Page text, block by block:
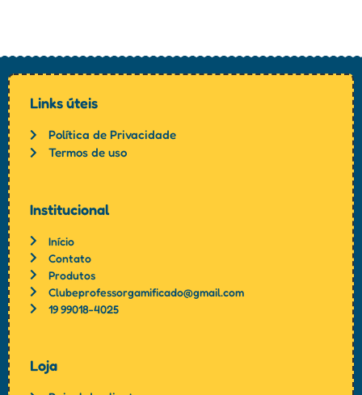
Links úteis
Política de Privacidade
Termos de uso
Institucional
Início
Contato
Produtos
Clubeprofessorgamificado@gmail.com
19 99018-4025
Loja